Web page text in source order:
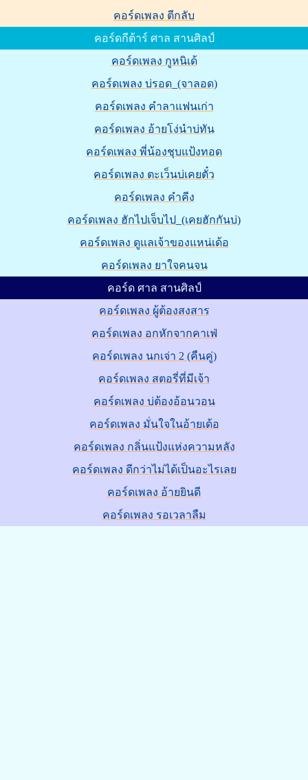
คอร์ดเพลง ตีกลับ
คอร์ดกีต้าร์ ศาล สานศิลป์
คอร์ดเพลง กูหนิเด้
คอร์ดเพลง บ่รอด_(จาลอด)
คอร์ดเพลง คำลาแฟนเก่า
คอร์ดเพลง อ้ายโง่นำบ่ทัน
คอร์ดเพลง พี่น้องชุบแป้งทอด
คอร์ดเพลง ตะเว็นบ่เคยตั๋ว
คอร์ดเพลง คำคีง
คอร์ดเพลง ฮักไปเจ็บไป_(เคยฮักกันบ่)
คอร์ดเพลง ดูแลเจ้าของแหน่เด้อ
คอร์ดเพลง ยาใจคนจน
คอร์ด ศาล สานศิลป์
คอร์ดเพลง ผู้ต้องสงสาร
คอร์ดเพลง อกหักจากคาเฟ่
คอร์ดเพลง นกเจ่า 2 (คืนคู่)
คอร์ดเพลง สตอรี่ที่มีเจ้า
คอร์ดเพลง บ่ต้องอ้อนวอน
คอร์ดเพลง มั่นใจในอ้ายเด้อ
คอร์ดเพลง กลิ่นแป้งแห่งความหลัง
คอร์ดเพลง ดีกว่าไม่ได้เป็นอะไรเลย
คอร์ดเพลง อ้ายยินดี
คอร์ดเพลง รอเวลาลืม